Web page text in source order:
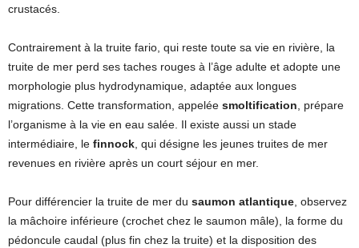
crustacés.
Contrairement à la truite fario, qui reste toute sa vie en rivière, la
truite de mer perd ses taches rouges à l’âge adulte et adopte une
morphologie plus hydrodynamique, adaptée aux longues
migrations. Cette transformation, appelée smoltification, prépare
l’organisme à la vie en eau salée. Il existe aussi un stade
intermédiaire, le finnock, qui désigne les jeunes truites de mer
revenues en rivière après un court séjour en mer.
Pour différencier la truite de mer du saumon atlantique, observez
la mâchoire inférieure (crochet chez le saumon mâle), la forme du
pédoncule caudal (plus fin chez la truite) et la disposition des